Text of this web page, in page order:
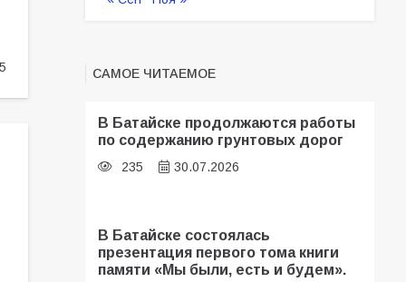
САМОЕ ЧИТАЕМОЕ
В Батайске продолжаются работы
по содержанию грунтовых дорог
235 30.07.2026
В Батайске состоялась
презентация первого тома книги
памяти «Мы были, есть и будем».